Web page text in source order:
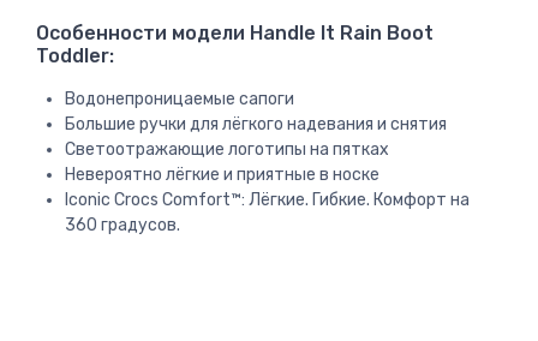
Особенности модели Handle It Rain Boot
Toddler:
Водонепроницаемые сапоги
Большие ручки для лёгкого надевания и снятия
Светоотражающие логотипы на пятках
Невероятно лёгкие и приятные в носке
Iconic Crocs Comfort™: Лёгкие. Гибкие. Комфорт на
360 градусов.